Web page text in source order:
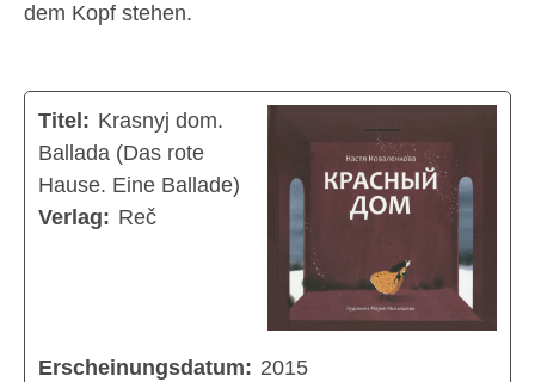
dem Kopf stehen.
Titel: Krasnyj dom.
Ballada (Das rote
Hause. Eine Ballade)
Verlag: Reč
Erscheinungsdatum: 2015